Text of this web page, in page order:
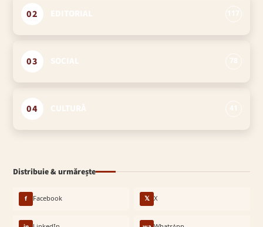
02
03
04
Distribuie & urmărește
f Facebook 𝕏 X